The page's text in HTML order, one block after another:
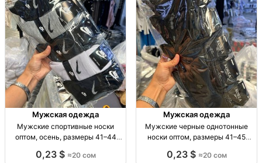
Мужская одежда
Мужские спортивные носки
оптом, осень, размеры 41–44
44, уп. 10 шт., опт.
0,23 $ ≈20 сом
Мужская одежда
Мужские черные однотонные
носки оптом, размеры 41–45
41–45, уп. 10 пар, опт.
0,23 $ ≈20 сом